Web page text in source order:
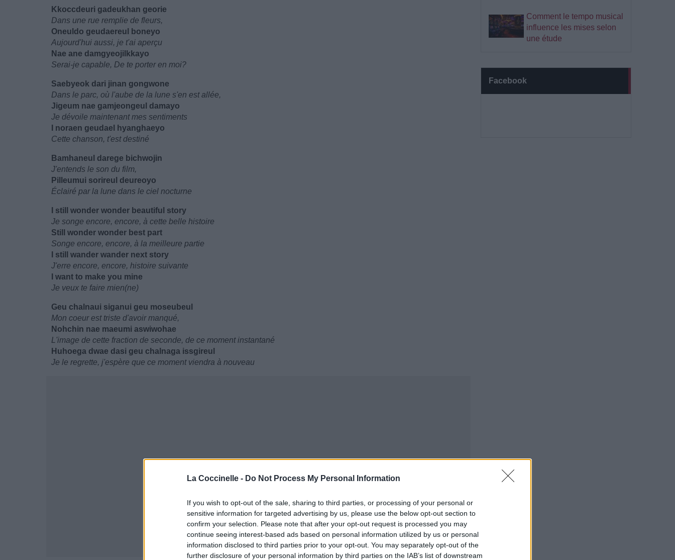
La Coccinelle - Do Not Process My Personal Information
If you wish to opt-out of the sale, sharing to third parties, or processing of your personal or
sensitive information for targeted advertising by us, please use the below opt-out section to
confirm your selection. Please note that after your opt-out request is processed you may
continue seeing interest-based ads based on personal information utilized by us or personal
information disclosed to third parties prior to your opt-out. You may separately opt-out of the
further disclosure of your personal information by third parties on the IAB’s list of downstream
Comment le tempo musical
influence les mises selon
une étude
Facebook
Kkoccdeuri gadeukhan georie
Dans une rue remplie de fleurs,
Oneuldo geudaereul boneyo
Aujourd'hui aussi, je t'ai aperçu
Nae ane damgyeojilkkayo
Serai-je capable, De te porter en moi?
Saebyeok dari jinan gongwone
Dans le parc, où l'aube de la lune s'en est allée,
Jigeum nae gamjeongeul damayo
Je dévoile maintenant mes sentiments
I noraen geudael hyanghaeyo
Cette chanson, t'est destiné
Bamhaneul darege bichwojin
J'entends le son du film,
Pilleumui sorireul deureoyo
Éclairé par la lune dans le ciel nocturne
I still wonder wonder beautiful story
Je songe encore, encore, à cette belle histoire
Still wonder wonder best part
Songe encore, encore, à la meilleure partie
I still wander wander next story
J'erre encore, encore, histoire suivante
I want to make you mine
Je veux te faire mien(ne)
Geu chalnaui siganui geu moseubeul
Mon coeur est triste d'avoir manqué,
Nohchin nae maeumi aswiwohae
L'image de cette fraction de seconde, de ce moment instantané
Huhoega dwae dasi geu chalnaga issgireul
Je le regrette, j'espère que ce moment viendra à nouveau